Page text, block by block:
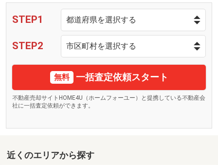
STEP1
STEP2
無料 一括査定依頼スタート
不動産売却サイトHOME4U（ホームフォーユー）と提携している不動産会
社に一括査定依頼ができます。
近くのエリアから探す